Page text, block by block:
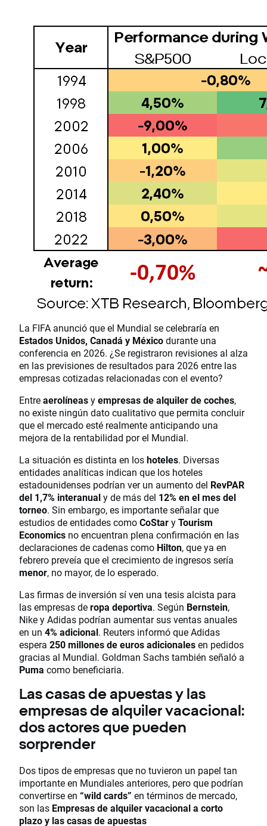
La FIFA anunció que el Mundial se celebraría en
Estados Unidos, Canadá y Méxicodurante una
conferencia en 2026. ¿Se registraron revisiones al alza
en las previsiones de resultados para 2026 entre las
empresas cotizadas relacionadas con el evento?
Entreaerolíneasyempresas de alquiler de coches,
no existe ningún dato cualitativo que permita concluir
que el mercado esté realmente anticipando una
mejora de la rentabilidad por el Mundial.
La situación es distinta en loshoteles. Diversas
entidades analíticas indican que los hoteles
estadounidenses podrían ver un aumento del RevPAR
del 1,7% interanualy de más del 12% en el mes del
torneo. Sin embargo, es importante señalar que
estudios de entidades comoCoStaryTourism
Economics no encuentran plena confirmación en las
declaraciones de cadenas como Hilton, que ya en
febrero preveía que el crecimiento de ingresos sería
menor, no mayor, de lo esperado.
Las firmas de inversión sí ven una tesis alcista para
las empresas deropa deportiva. Según Bernstein,
Nike y Adidas podrían aumentar sus ventas anuales
en un 4% adicional. Reuters informó que Adidas
espera 250 millones de euros adicionalesen pedidos
gracias al Mundial. Goldman Sachs también señaló a
Puma como beneficiaria.
Las casas de apuestas y las
empresas de alquiler vacacional:
dos actores que pueden
sorprender
Dos tipos de empresas que no tuvieron un papel tan
importante en Mundiales anteriores, pero que podrían
convertirse en “wild cards” en términos de mercado,
son las Empresas de alquiler vacacional a corto
plazo y las casas de apuestas